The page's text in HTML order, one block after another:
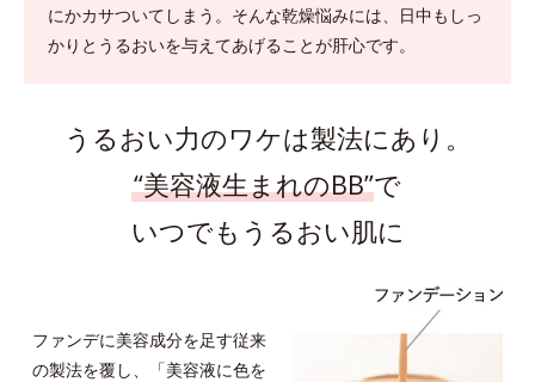
にかカサついてしまう。 そんな乾燥悩みには、日中もしっ
かりとうるおいを与えてあげることが肝心です。
うるおい力のワケは製法にあり。
“美容液生まれのBB”で
いつでもうるおい肌に
ファンデに美容成分を足す従来
の製法を覆し、「美容液に色を